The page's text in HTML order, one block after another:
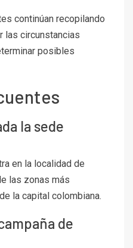
continúan recopilando
las circunstancias
posibles
la sede
en la localidad de
las zonas más
la capital colombiana.
de